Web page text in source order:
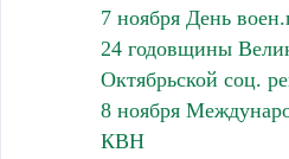
7 ноября День
24 годовщины
Октябрьской соц.
8 ноября
КВН